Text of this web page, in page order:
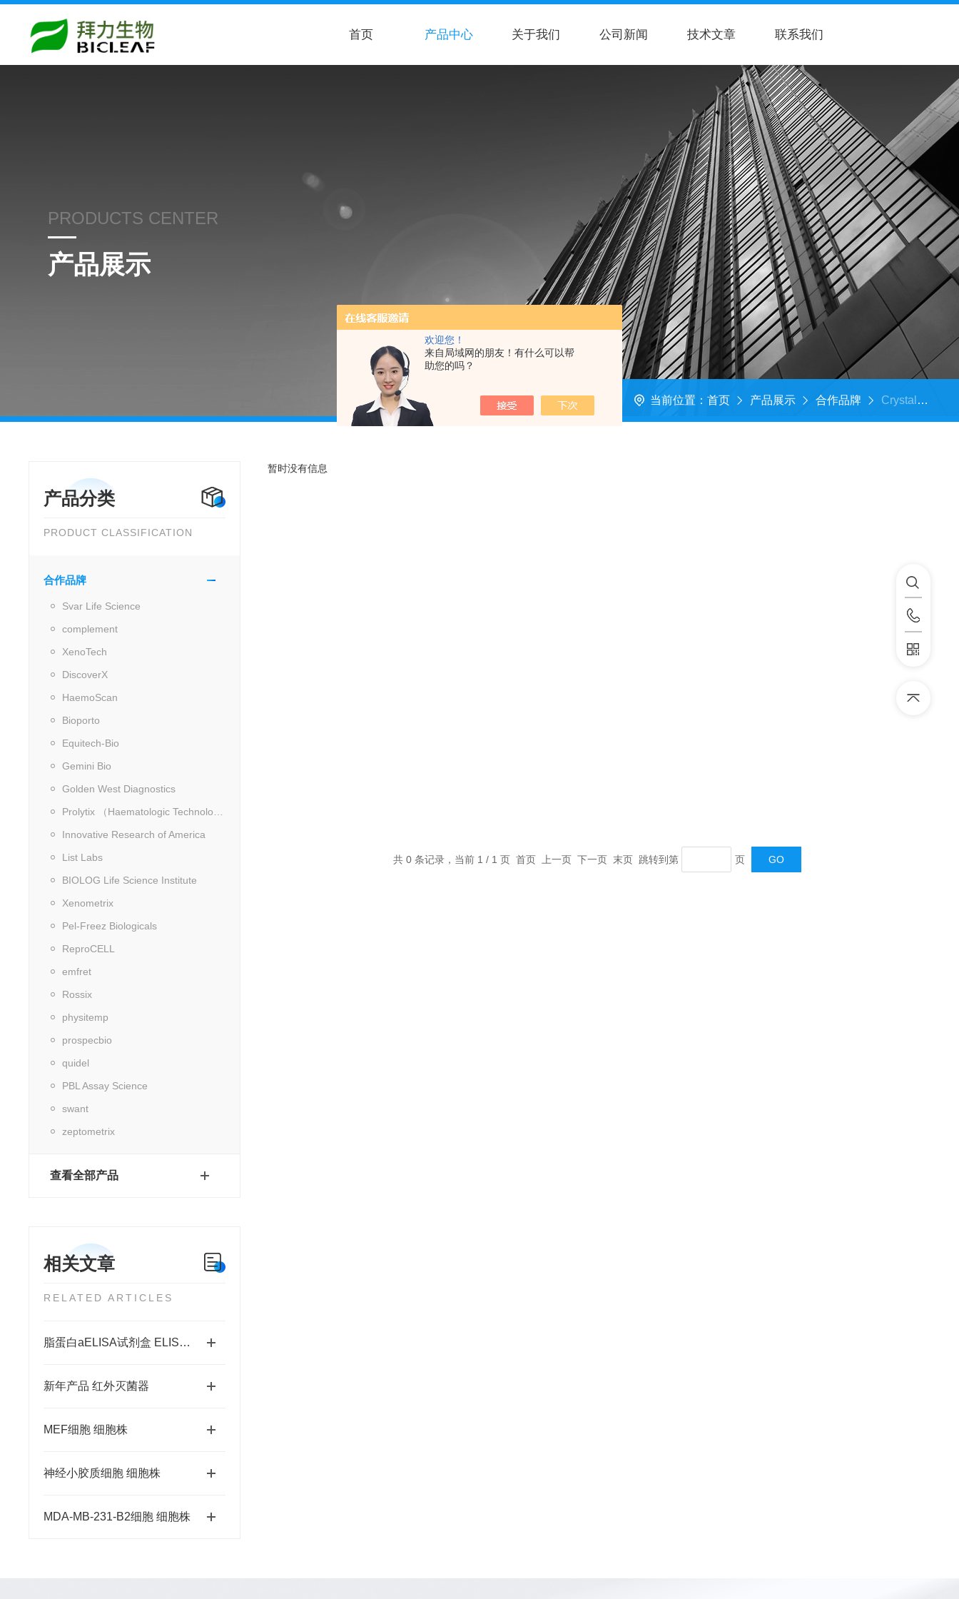
欢迎您！
来自局域网的朋友！有什么可以帮
助您的吗？
首页 产品中心 关于我们 公司新闻 技术文章 联系我们
PRODUCTS CENTER
产品展示
当前位置： 首页 产品展示 合作品牌 Crystal Chem
产品分类
PRODUCT CLASSIFICATION
合作品牌
Svar Life Science
complement
XenoTech
DiscoverX
HaemoScan
Bioporto
Equitech-Bio
Gemini Bio
Golden West Diagnostics
Innovative Research of America
List Labs
BIOLOG Life Science Institute
Xenometrix
Pel-Freez Biologicals
ReproCELL
emfret
Rossix
physitemp
prospecbio
quidel
PBL Assay Science
swant
zeptometrix
查看全部产品
相关文章
RELATED ARTICLES
脂蛋白aELISA试剂盒 ELISA试剂盒真伪辨别
新年产品 红外灭菌器
MEF细胞 细胞株
神经小胶质细胞 细胞株
MDA-MB-231-B2细胞 细胞株
暂时没有信息
共 0 条记录，当前 1 / 1 页 首页 上一页 下一页 末页 跳转到第 页